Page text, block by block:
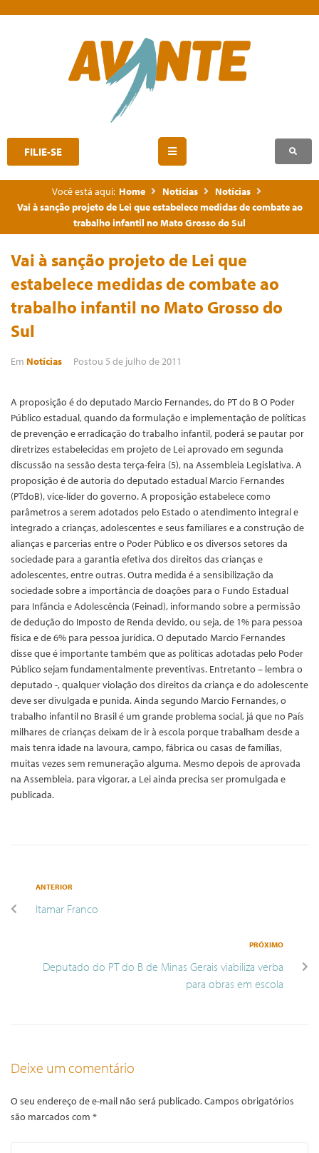
FILIE-SE
Você está aqui: Home Notícias
Notícias
Vai à sanção projeto de Lei que estabelece medidas de combate ao
trabalho infantil no Mato Grosso do Sul
Vai à sanção projeto de Lei que
estabelece medidas de combate ao
trabalho infantil no Mato Grosso do
Sul
Em Notícias Postou 5 de julho de 2011
A proposição é do deputado Marcio Fernandes, do PT do B O Poder
Público estadual, quando da formulação e implementação de políticas
de prevenção e erradicação do trabalho infantil, poderá se pautar por
diretrizes estabelecidas em projeto de Lei aprovado em segunda
discussão na sessão desta terça-feira (5), na Assembleia Legislativa. A
proposição é de autoria do deputado estadual Marcio Fernandes
(PTdoB), vice-líder do governo. A proposição estabelece como
parâmetros a serem adotados pelo Estado o atendimento integral e
integrado a crianças, adolescentes e seus familiares e a construção de
alianças e parcerias entre o Poder Público e os diversos setores da
sociedade para a garantia efetiva dos direitos das crianças e
adolescentes, entre outras. Outra medida é a sensibilização da
sociedade sobre a importância de doações para o Fundo Estadual
para Infância e Adolescência (Feinad), informando sobre a permissão
de dedução do Imposto de Renda devido, ou seja, de 1% para pessoa
física e de 6% para pessoa jurídica. O deputado Marcio Fernandes
disse que é importante também que as políticas adotadas pelo Poder
Público sejam fundamentalmente preventivas. Entretanto – lembra o
deputado -, qualquer violação dos direitos da criança e do adolescente
deve ser divulgada e punida. Ainda segundo Marcio Fernandes, o
trabalho infantil no Brasil é um grande problema social, já que no País
milhares de crianças deixam de ir à escola porque trabalham desde a
mais tenra idade na lavoura, campo, fábrica ou casas de famílias,
muitas vezes sem remuneração alguma. Mesmo depois de aprovada
na Assembleia, para vigorar, a Lei ainda precisa ser promulgada e
publicada.
ANTERIOR
Itamar Franco
PRÓXIMO
Deputado do PT do B de Minas Gerais viabiliza verba
para obras em escola
Deixe um comentário
O seu endereço de e-mail não será publicado.Campos obrigatórios
são marcados com *